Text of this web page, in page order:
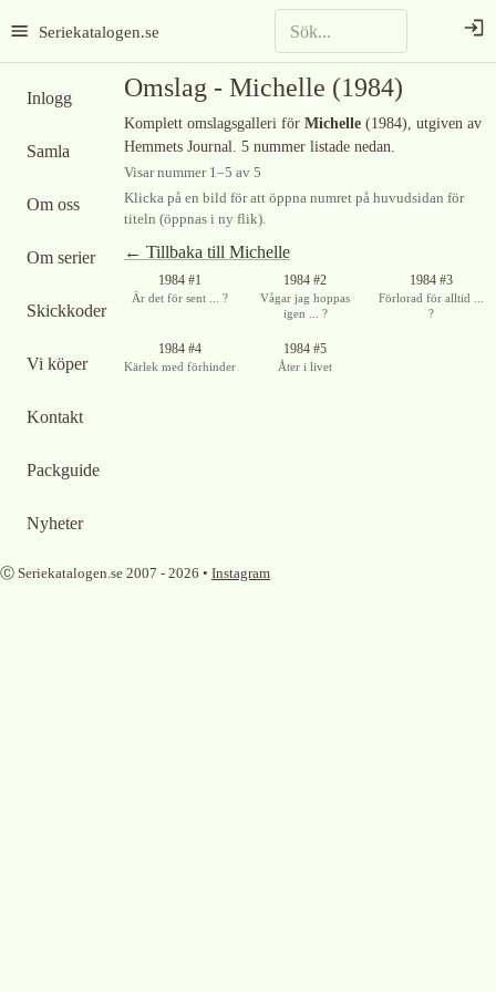
Seriekatalogen.se
Inlogg
Samla
Om oss
Om serier
Skickkoder
Vi köper
Kontakt
Packguide
Nyheter
Omslag - Michelle (1984)
Komplett omslagsgalleri för Michelle (1984), utgiven av
Hemmets Journal. 5 nummer listade nedan.
Visar nummer 1–5 av 5
Klicka på en bild för att öppna numret på huvudsidan för
titeln (öppnas i ny flik).
← Tillbaka till Michelle
Ingen bild
tillgänglig
1984 #1
Är det för sent ... ?
1984 #2
Vågar jag hoppas
igen ... ?
1984 #3
Förlorad för alltid ...
?
1984 #4
Kärlek med förhinder
1984 #5
Åter i livet
Ⓒ Seriekatalogen.se 2007 - 2026 • Instagram